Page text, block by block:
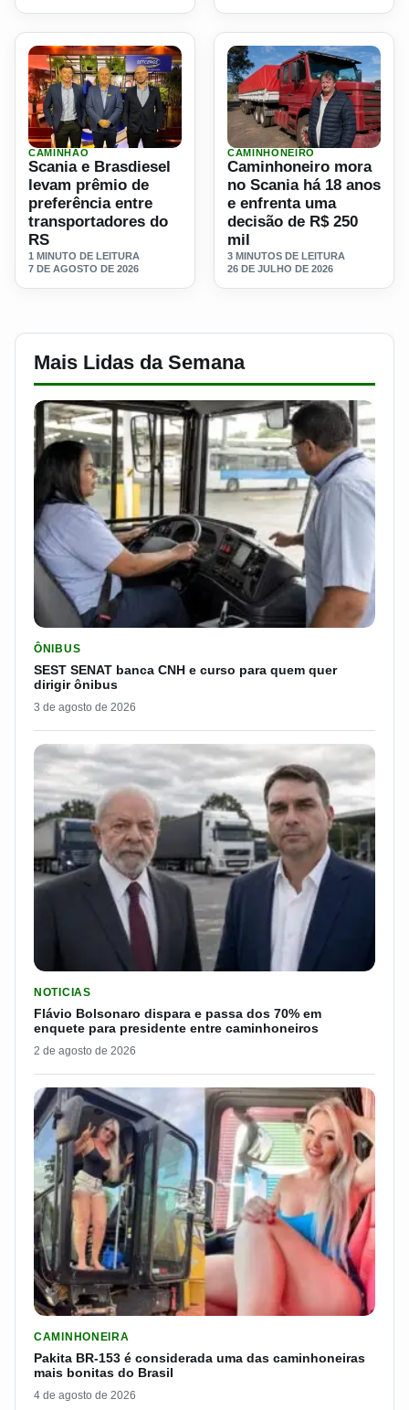
Ler materia: Scania e Brasdiesel levam prêmio de
CAMINHÃO
Scania e Brasdiesel
levam prêmio de
preferência entre
transportadores do
RS
1 MINUTO DE LEITURA
7 DE AGOSTO DE 2026
Ler materia: Caminhoneiro
CAMINHONEIRO
Caminhoneiro mora
no Scania há 18 anos
e enfrenta uma
decisão de R$ 250
mil
3 MINUTOS DE LEITURA
26 DE JULHO DE 2026
Mais Lidas da Semana
ÔNIBUS
SEST SENAT banca CNH e curso para quem quer
dirigir ônibus
3 de agosto de 2026
NOTICIAS
Flávio Bolsonaro dispara e passa dos 70% em
enquete para presidente entre caminhoneiros
2 de agosto de 2026
CAMINHONEIRA
Pakita BR-153 é considerada uma das caminhoneiras
mais bonitas do Brasil
4 de agosto de 2026